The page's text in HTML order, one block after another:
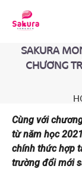
SAKURA
CHƯƠNG
Cùng với
từ năm học
chính thức hợp
trường đổi mới